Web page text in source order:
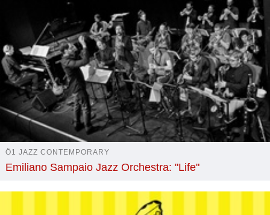
Ö1 JAZZ CONTEMPORARY
Emiliano Sampaio Jazz Orchestra: "Life"